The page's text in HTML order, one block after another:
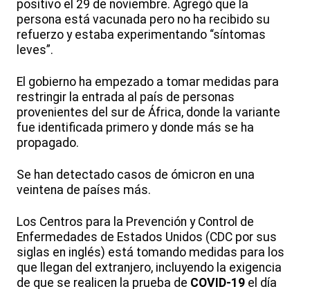
positivo el 29 de noviembre. Agregó que la
persona está vacunada pero no ha recibido su
refuerzo y estaba experimentando “síntomas
leves”.
El gobierno ha empezado a tomar medidas para
restringir la entrada al país de personas
provenientes del sur de África, donde la variante
fue identificada primero y donde más se ha
propagado.
Se han detectado casos de ómicron en una
veintena de países más.
Los Centros para la Prevención y Control de
Enfermedades de Estados Unidos (CDC por sus
siglas en inglés) está tomando medidas para los
que llegan del extranjero, incluyendo la exigencia
de que se realicen la prueba de COVID-19 el día